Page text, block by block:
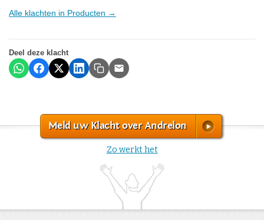
Alle klachten in Producten →
Deel deze klacht
Meld uw Klacht over Andrelon
Zo werkt het